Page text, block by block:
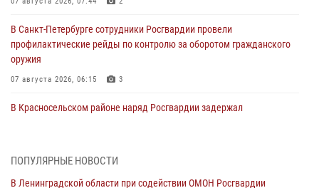
В Санкт-Петербурге сотрудники Росгвардии провели
профилактические рейды по контролю за оборотом гражданского
оружия
07 августа 2026, 06:15 3
В Красносельском районе наряд Росгвардии задержал
06 августа 2026, 13:39 1
В Центральном районе росгвардейцы оперативно задержали
ПОПУЛЯРНЫЕ НОВОСТИ
В Ленинградской области при содействии ОМОН Росгвардии